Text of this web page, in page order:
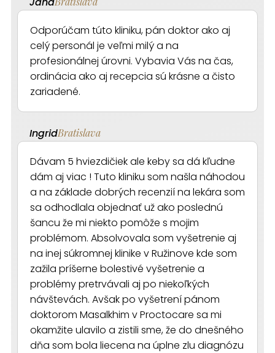
Odporúčam túto kliniku, pán doktor ako aj
celý personál je veľmi milý a na
profesionálnej úrovni. Vybavia Vás na čas,
ordinácia ako aj recepcia sú krásne a čisto
zariadené.
IngridBratislava
Dávam 5 hviezdičiek ale keby sa dá kľudne
dám aj viac ! Tuto kliniku som našla náhodou
a na základe dobrých recenzií na lekára som
sa odhodlala objednať už ako poslednú
šancu že mi niekto pomôže s mojim
problémom. Absolvovala som vyšetrenie aj
na inej súkromnej klinike v Ružinove kde som
zažila príšerne bolestivé vyšetrenie a
problémy pretrvávali aj po niekoľkých
návštevách. Avšak po vyšetrení pánom
doktorom Masalkhim v Proctocare sa mi
okamžite ulavilo a zistili sme, že do dnešného
dňa som bola liecena na úplne zlu diagnózu